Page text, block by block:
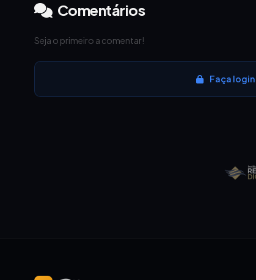
Comentários
Seja o primeiro a comentar!
Faça login